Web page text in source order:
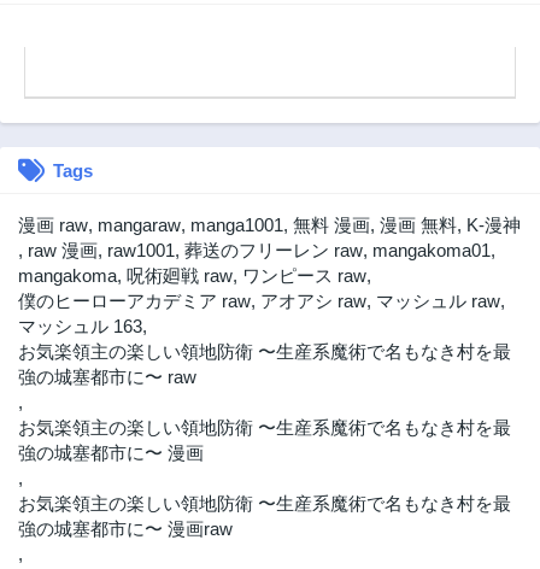
第21話
第19話
2年前
第18話
2年前
第17話
2年前
第16話
第15話
2年前
第14話
第13話
2年前
第12話
2年前
第10話
2年前
Tags
漫画 raw, mangaraw, manga1001, 無料 漫画, 漫画 無料, K-漫神
, raw 漫画, raw1001, 葬送のフリーレン raw, mangakoma01,
mangakoma, 呪術廻戦 raw, ワンピース raw,
僕のヒーローアカデミア raw, アオアシ raw, マッシュル raw,
マッシュル 163,
お気楽領主の楽しい領地防衛 〜生産系魔術で名もなき村を最
強の城塞都市に〜 raw
,
お気楽領主の楽しい領地防衛 〜生産系魔術で名もなき村を最
強の城塞都市に〜 漫画
,
お気楽領主の楽しい領地防衛 〜生産系魔術で名もなき村を最
強の城塞都市に〜 漫画raw
,